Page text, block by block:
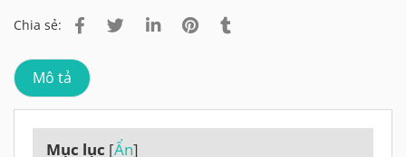
Chia sẻ:
Mô tả
Mục lục [Ẩn]